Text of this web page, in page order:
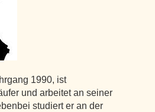
1990, ist
und arbeitet an seiner
studiert er an der